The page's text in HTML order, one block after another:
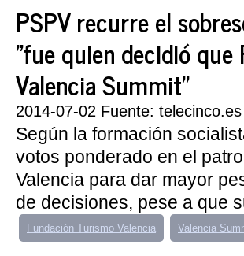
PSPV recurre el
"fue quien decidió que
Valencia Summit"
2014-07-02 Fuente: telecinco.es
Según la formación
votos ponderado en el
Valencia para dar mayor
de decisiones, pese a que
Fundación Turismo Valencia Valencia